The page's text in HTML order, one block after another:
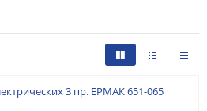
3 пр. ЕРМАК 651-065